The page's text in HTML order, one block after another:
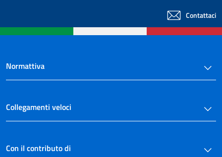
Contattaci
Normattiva
Collegamenti veloci
Con il contributo di